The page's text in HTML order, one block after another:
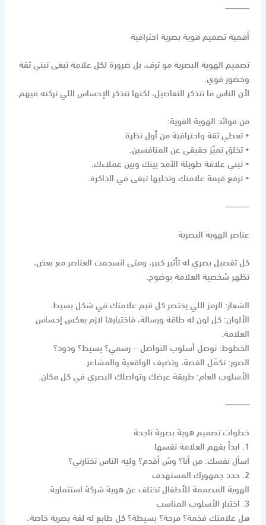
⸻
أهمية تصميم هوية بصرية احترافية
تصميم الهوية البصرية مو ترف، بل ضرورة لكل علامة تبغى تبني ثقة
وحضور قوي.
لأن الناس ما تتذكر التفاصيل، لكنها تتذكر الإحساس اللي تركته فيهم.
من فوائد الهوية القوية:
• تعطي ثقة واحترافية من أول نظرة.
• تخلق تميّز حقيقي عن المنافسين.
• تبني علاقة طويلة الأمد بينك وبين عملاءك.
• ترفع قيمة علامتك وتخليها تبقى في الذاكرة.
⸻
عناصر الهوية البصرية
كل تفصيل بصري له تأثير كبير، ومتى انسجمت العناصر مع بعض،
تظهر شخصية العلامة بوضوح.
الشعار: الرمز اللي يختصر كل قيم علامتك في شكل بسيط.
الألوان: كل لون له طاقة ورسالة، فاختيارها لازم يعكس إحساس
العلامة.
الخطوط: توصل أسلوب التواصل – رسمي؟ بسيط؟ ودود؟
الصور: تكمّل القصة، وتضيف الواقعية والمشاعر.
الأسلوب العام: طريقة عرضك وتواصلك البصري في كل مكان.
⸻
خطوات تصميم هوية بصرية ناجحة
1. ابدأ بفهم العلامة نفسها
اسأل نفسك: من أنا؟ وش أقدم؟ وليه الناس تختارني؟
2. حدد جمهورك المستهدف
الهوية المصممة للأطفال تختلف عن هوية شركة استثمارية.
3. اختيار الأسلوب المناسب
هل علامتك فخمة؟ مرحة؟ بسيطة؟ كل طابع له لغة بصرية خاصة.